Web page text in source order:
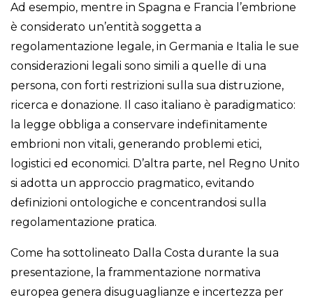
Ad esempio, mentre in Spagna e Francia l’embrione
è considerato un’entità soggetta a
regolamentazione legale, in Germania e Italia le sue
considerazioni legali sono simili a quelle di una
persona, con forti restrizioni sulla sua distruzione,
ricerca e donazione. Il caso italiano è paradigmatico:
la legge obbliga a conservare indefinitamente
embrioni non vitali, generando problemi etici,
logistici ed economici. D’altra parte, nel Regno Unito
si adotta un approccio pragmatico, evitando
definizioni ontologiche e concentrandosi sulla
regolamentazione pratica.
Come ha sottolineato Dalla Costa durante la sua
presentazione, la frammentazione normativa
europea genera disuguaglianze e incertezza per